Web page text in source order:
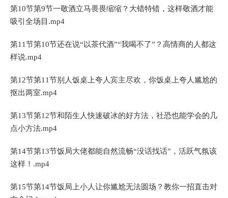
第10节第9节一敬酒立马畏畏缩缩？大错特错，这样敬酒才能
吸引全场目.mp4
第11节第10节还在说“以茶代酒”“我喝不了”？高情商的人都这
样说.mp4
第12节第11节别人饭桌上夸人宾主尽欢，你饭桌上夸人尴尬的
抠出两室.mp4
第13节第12节和陌生人快速破冰的好方法，社恐也能学会的几
点小方法.mp4
第14节第13节饭局大佬都能自然流畅“没话找话”，活跃气氛该
这样！.mp4
第15节第14节饭局上小人让你尴尬无法圆场？教你一招直击对